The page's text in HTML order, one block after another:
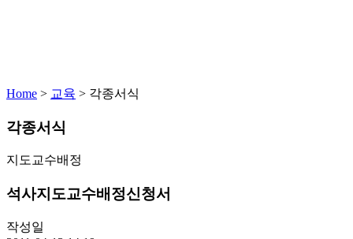
Home > 교육 > 각종서식
각종서식
지도교수배정
석사지도교수배정신청서
작성일